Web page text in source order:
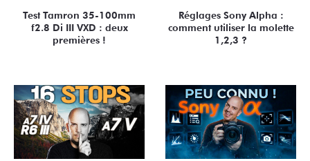
Test Tamron 35-100mm
f2.8 Di III VXD : deux
premières !
Réglages Sony Alpha :
comment utiliser la molette
1,2,3 ?